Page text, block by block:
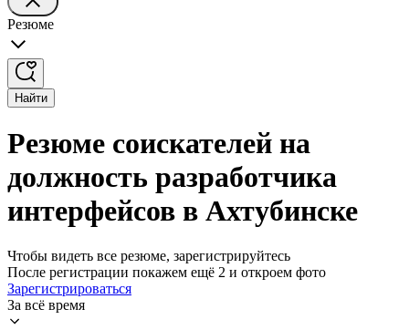
Резюме
Найти
Резюме соискателей на
должность разработчика
интерфейсов в Ахтубинске
Чтобы видеть все резюме, зарегистрируйтесь
После регистрации покажем ещё 2 и откроем фото
Зарегистрироваться
За всё время